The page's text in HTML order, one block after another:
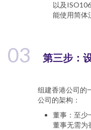
以及
能使用简体
03 第三步：
组建香港公司的
公司的架构：
董事：至少
董事无需为